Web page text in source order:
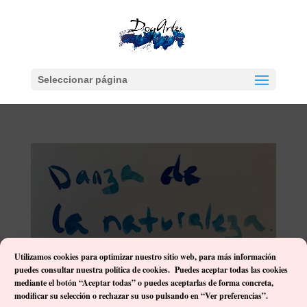
Utilizamos cookies para optimizar nuestro sitio web, para más información
puedes consultar nuestra política de cookies. Puedes aceptar todas las cookies
mediante el botón “Aceptar todas” o puedes aceptarlas de forma concreta,
modificar su selección o rechazar su uso pulsando en “Ver preferencias”.
Seleccionar página
Danza de la naturaleza
porDamián José Ortega Gutiérrez|May 27, 2020|Danza de